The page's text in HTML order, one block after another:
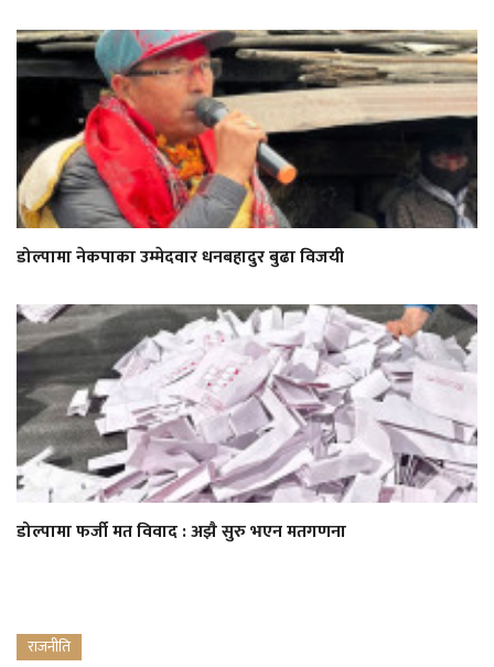
डोल्पामा नेकपाका उम्मेदवार धनबहादुर बुढा विजयी
डोल्पामा फर्जी मत विवाद : अझै सुरु भएन मतगणना
राजनीति